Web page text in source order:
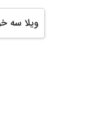
ویلا سه